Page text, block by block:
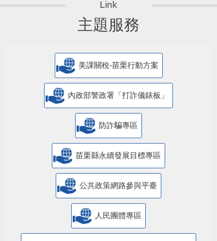
主題服務
美課關稅-苗栗行動方案
內政部警政署「打詐儀錶板」
防詐騙專區
苗栗縣永續發展目標專區
公共政策網路參與平臺
人民團體專區